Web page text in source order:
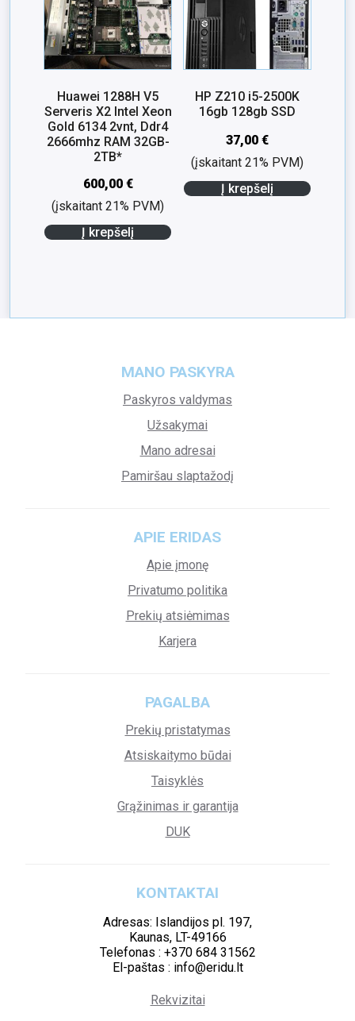
Huawei 1288H V5
Serveris X2 Intel Xeon
Gold 6134 2vnt, Ddr4
2666mhz RAM 32GB-
2TB*
600,00 €
(įskaitant 21% PVM)
Į krepšelį
HP Z210 i5-2500K
16gb 128gb SSD
37,00 €
(įskaitant 21% PVM)
Į krepšelį
MANO PASKYRA
Paskyros valdymas
Užsakymai
Mano adresai
Pamiršau slaptažodį
APIE ERIDAS
Apie įmonę
Privatumo politika
Prekių atsiėmimas
Karjera
PAGALBA
Prekių pristatymas
Atsiskaitymo būdai
Taisyklės
Grąžinimas ir garantija
DUK
KONTAKTAI
Adresas: Islandijos pl. 197,
Kaunas, LT-49166
Telefonas : +370 684 31562
El-paštas : info@eridu.lt
Rekvizitai